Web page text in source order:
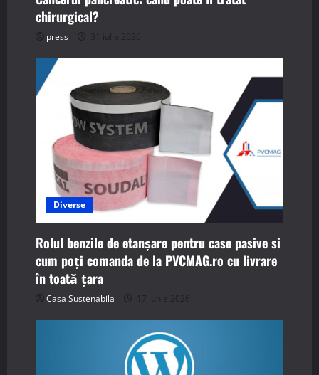
chirurgical?
press 31 iulie 2026
Diverse
Rolul benzile de etanșare pentru case pasive si
cum poți comanda de la PVCMAG.ro cu livrare
în toată țara
Casa Sustenabila 17 iunie 2026